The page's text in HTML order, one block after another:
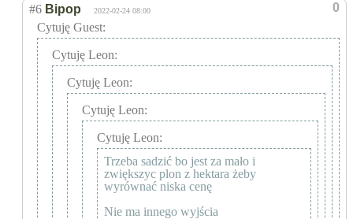
0
#6 Bipop 2022-02-24 08:00
Cytuję Guest:
Cytuję Leon:
Cytuję Leon:
Cytuję Leon:
Cytuję Leon:
Trzeba sadzić bo jest za mało i
zwiększyc plon z hektara żeby
wyrównać niska cenę
Nie ma innego wyjścia